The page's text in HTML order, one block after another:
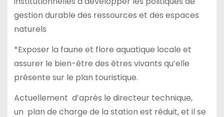
gestion durable des ressources et des espaces
naturels
*Exposer la faune et flore aquatique locale et
assurer le bien-être des êtres vivants qu’elle
présente sur le plan touristique.
Actuellement d’après le directeur technique,
un plan de charge de la station est réduit, et il se